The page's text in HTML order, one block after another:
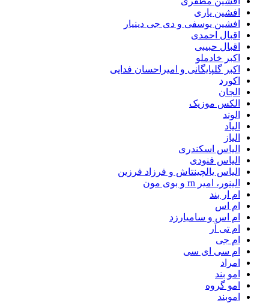
افشین یاری
افشین یوسفی و دی جی دینیار
اقبال احمدی
اقبال حبیبی
اکبر خادملو
اکبر گلپایگانی و امیراحسان فدایی
اکورد
الجان
الکس موزیک
الوند
الیاد
الیاز
الیاس اسکندری
الیاس فنودی
الیاس یالچینتاش و فرزاد فرزین
الینور، امیر rn و بوی مون
ام‌ ار بند
ام اس
ام اس و سامیارزد
ام تی آر
ام جی
ام سی ای سی
امراد
امو بند
امو گروه
اموبند